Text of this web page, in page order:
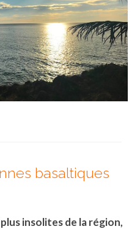
basaltiques
insolites de la région,